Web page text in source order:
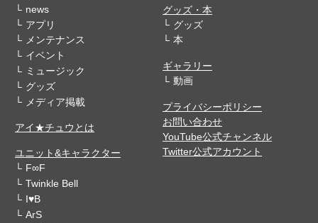
news
アプリ
メンテナンス
イベント
ミュージック
グッズ
メディア掲載
アイ★チュウとは
ユニット&キャラクター
F∞F
Twinkle Bell
I♥B
ArS
グッズ・本
グッズ
本
ギャラリー
動画
プライバシーポリシー
お問い合わせ
YouTube公式チャンネル
Twitter公式アカウント